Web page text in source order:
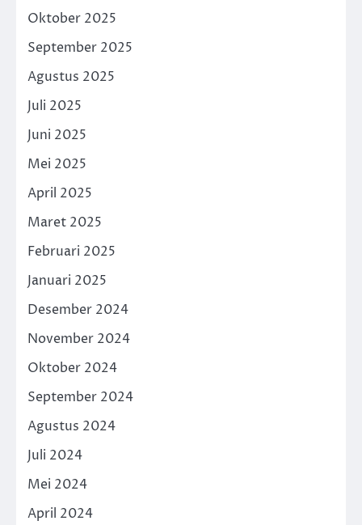
Oktober 2025
September 2025
Agustus 2025
Juli 2025
Juni 2025
Mei 2025
April 2025
Maret 2025
Februari 2025
Januari 2025
Desember 2024
November 2024
Oktober 2024
September 2024
Agustus 2024
Juli 2024
Mei 2024
April 2024